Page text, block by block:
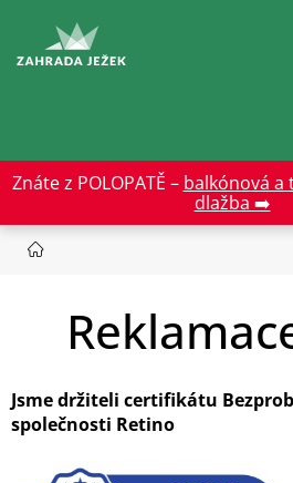
obsah
Znáte z POLOPATĚ – balkónová a
dlažba ➡️
Jsme držiteli certifikátu
společnosti Retino